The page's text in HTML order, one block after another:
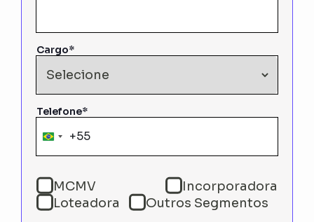
Cargo*
Telefone*
Brazil
+55
+55
MCMV
Incorporadora
Loteadora
Outros Segmentos